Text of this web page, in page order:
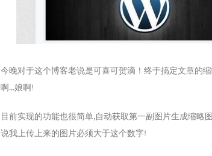
今晚对于这个博客老说是可喜可贺滴！终于搞定文章的
啊...娘啊!
目前实现的功能也很简单,自动获取第一副图片生成缩略
说我上传上来的图片必须大于这个数字!